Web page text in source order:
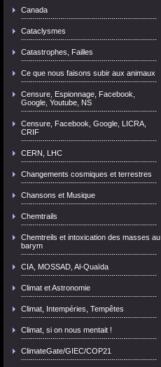
Canada
Cataclysmes
Catastrophes, Failles
Ce que nous faisons subir aux animaux
Censure, Espionnage, Facebook,
Google, Youtube, NS
Censure, Facebook, Google, LICRA,
CRIF
CERN, LHC
Changements cosmiques et terrestres
Chansons et Musique
Chemtrails
Chemtreils et intoxication des masses au
barym
CIA, MOSSAD, Al-Quaïda
Climat et Astronomie
Climat, Intempéries, Tempêtes
Climat, si on nous mentait !
ClimateGate/GIEC/COP21